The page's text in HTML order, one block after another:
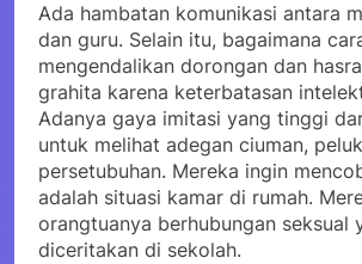
Ada hambatan komunikasi antara
dan guru. Selain itu, bagaimana
mengendalikan dorongan dan
grahita karena keterbatasan
Adanya gaya imitasi yang tinggi
untuk melihat adegan ciuman,
persetubuhan. Mereka ingin
adalah situasi kamar di rumah.
orangtuanya berhubungan seksual
diceritakan di sekolah.